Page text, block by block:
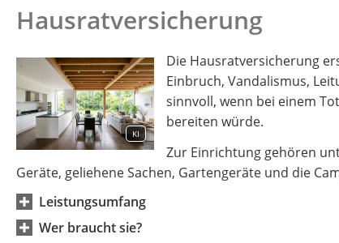
Hausratversicherung
KI
Die Hausratversicherung
Einbruch, Vandalismus,
sinnvoll, wenn bei einem
bereiten würde.
Zur Einrichtung gehören
Geräte, geliehene Sachen, Gartengeräte und die
Leistungsumfang
Wer braucht sie?